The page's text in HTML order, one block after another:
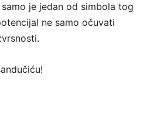
je jedan od simbola tog
ne samo očuvati